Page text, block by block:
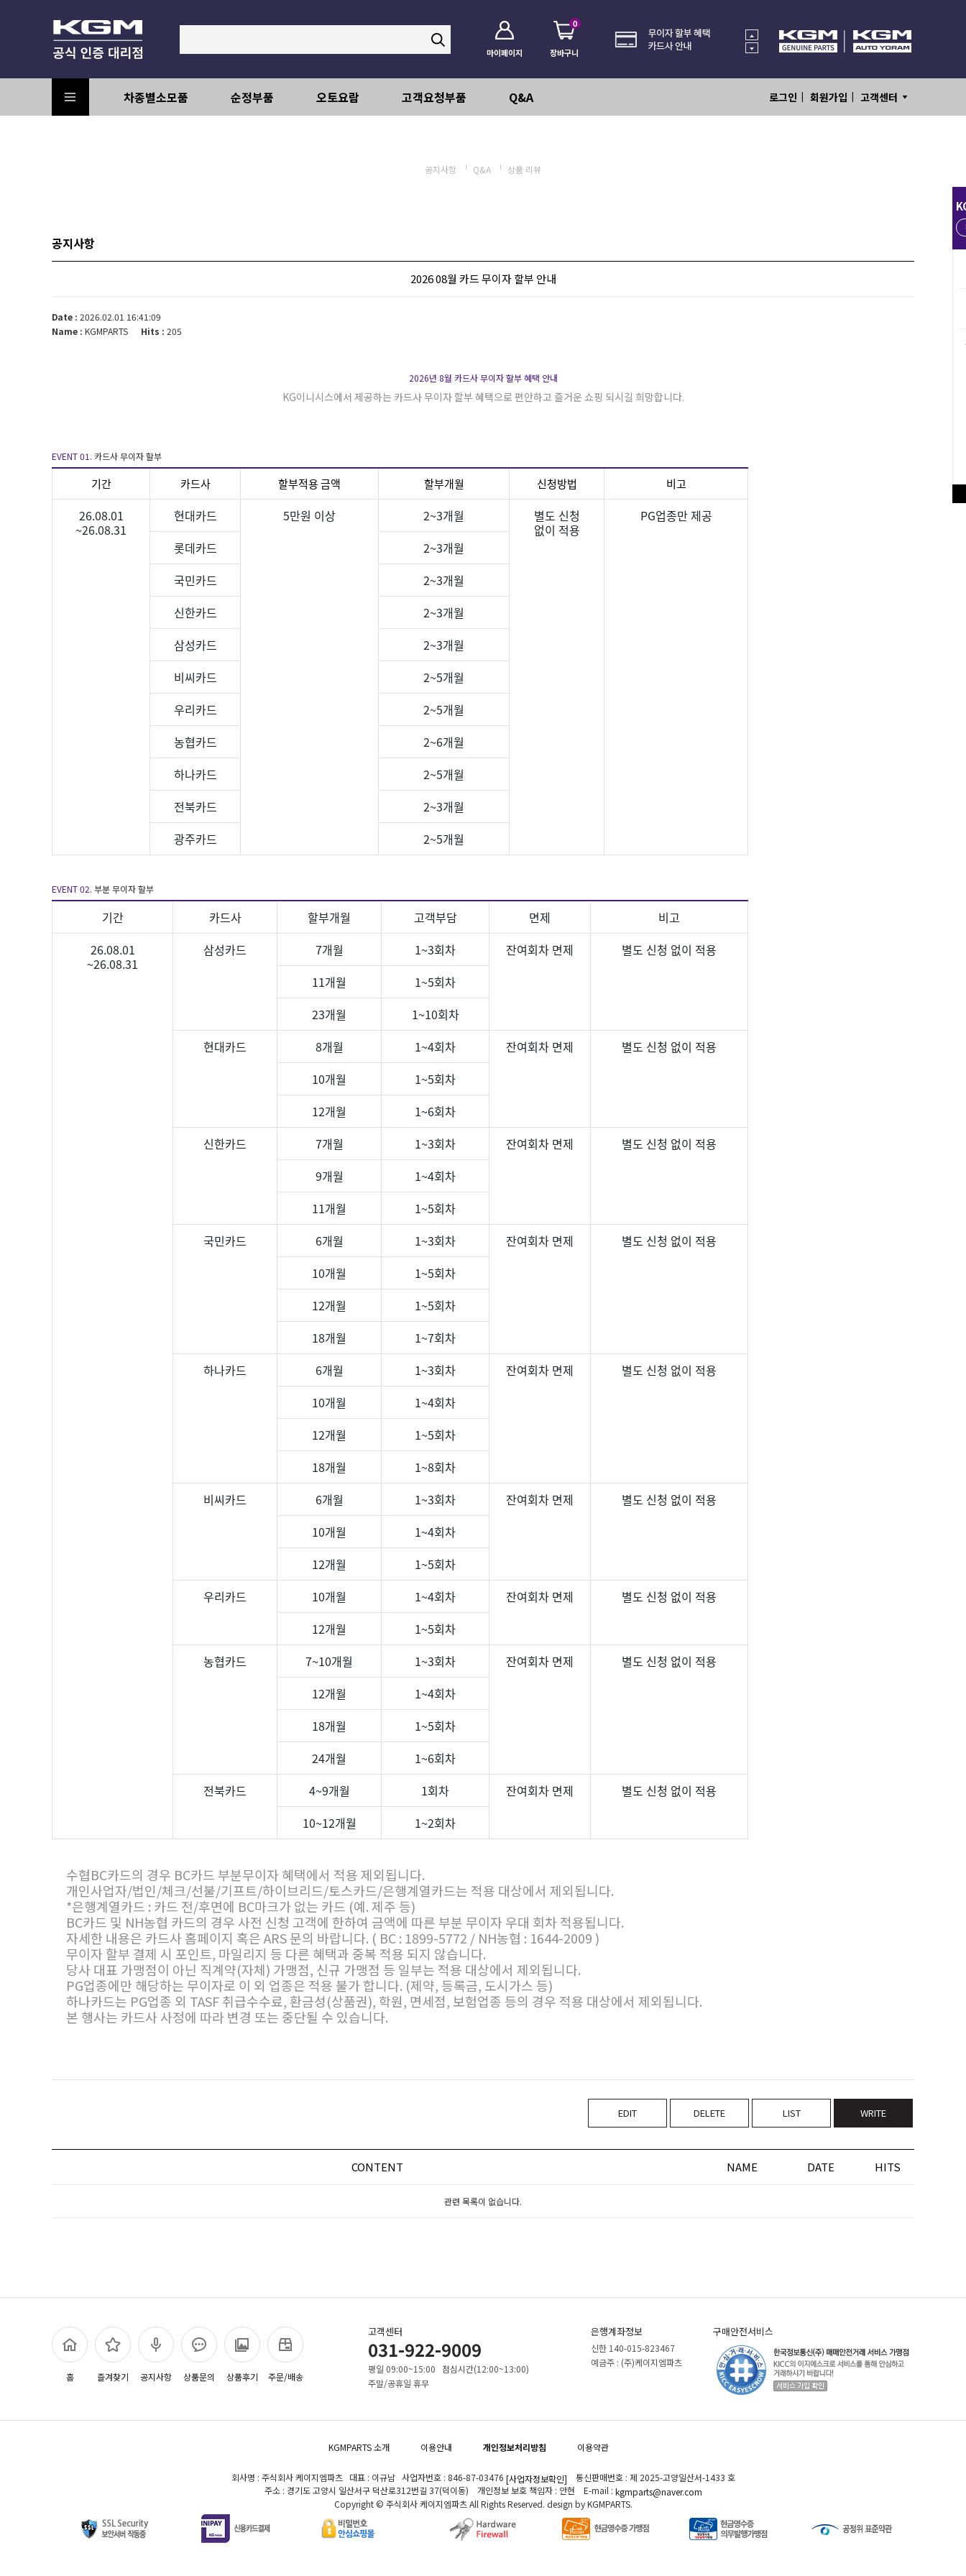
마이페이지
0
장바구니
차종별소모품 순정부품 오토요람 고객요청부품 Q&A 로그인 | 회원가입 | 고객센터
공지사항 Q&A 상품 리뷰
공지사항
2026 08월 카드 무이자 할부 안내
Date : 2026.02.01 16:41:09
Name : KGMPARTS Hits : 205
2026년 8월 카드사 무이자 할부 혜택 안내
KG이니시스에서 제공하는 카드사 무이자 할부 혜택으로 편안하고 즐거운 쇼핑 되시길 희망합니다.
EVENT 01. 카드사 무이자 할부
기간 카드사 할부적용 금액 할부개월 신청방법 비고
26.08.01
~26.08.31
현대카드 5만원 이상 2~3개월
별도 신청
없이 적용
PG업종만 제공
롯데카드
2~3개월
국민카드
2~3개월
신한카드
2~3개월
삼성카드
2~3개월
비씨카드
2~5개월
우리카드
2~5개월
농협카드
2~6개월
하나카드
2~5개월
전북카드
2~3개월
광주카드
2~5개월
EVENT 02. 부분 무이자 할부
기간 카드사 할부개월 고객부담 면제
비고
26.08.01
~26.08.31
삼성카드 7개월 1~3회차 잔여회차 면제
별도 신청 없이 적용
11개월
1~5회차
23개월
1~10회차
현대카드
8개월 1~4회차 잔여회차 면제
별도 신청 없이 적용
10개월
1~5회차
12개월
1~6회차
신한카드
7개월 1~3회차 잔여회차 면제
별도 신청 없이 적용
9개월
1~4회차
11개월
1~5회차
국민카드
6개월 1~3회차 잔여회차 면제
별도 신청 없이 적용
10개월
1~5회차
12개월
1~5회차
18개월
1~7회차
하나카드
6개월 1~3회차 잔여회차 면제
별도 신청 없이 적용
10개월
1~4회차
12개월
1~5회차
18개월
1~8회차
비씨카드
6개월 1~3회차 잔여회차 면제
별도 신청 없이 적용
10개월
1~4회차
12개월
1~5회차
우리카드
10개월 1~4회차 잔여회차 면제
별도 신청 없이 적용
12개월
1~5회차
농협카드
7~10개월 1~3회차 잔여회차 면제
별도 신청 없이 적용
12개월
1~4회차
18개월
1~5회차
24개월
1~6회차
전북카드
4~9개월 1회차 잔여회차 면제
별도 신청 없이 적용
10~12개월
1~2회차
수협BC카드의 경우 BC카드 부분무이자 혜택에서 적용 제외됩니다.
개인사업자/법인/체크/선불/기프트/하이브리드/토스카드/은행계열카드는 적용 대상에서 제외됩니다.
*은행계열카드 : 카드 전/후면에 BC마크가 없는 카드 (예. 제주 등)
BC카드 및 NH농협 카드의 경우 사전 신청 고객에 한하여 금액에 따른 부분 무이자 우대 회차 적용됩니다.
자세한 내용은 카드사 홈페이지 혹은 ARS 문의 바랍니다. ( BC : 1899-5772 / NH농협 : 1644-2009 )
무이자 할부 결제 시 포인트, 마일리지 등 다른 혜택과 중복 적용 되지 않습니다.
당사 대표 가맹점이 아닌 직계약(자체) 가맹점, 신규 가맹점 등 일부는 적용 대상에서 제외됩니다.
PG업종에만 해당하는 무이자로 이 외 업종은 적용 불가 합니다. (제약, 등록금, 도시가스 등)
하나카드는 PG업종 외 TASF 취급수수료, 환금성(상품권), 학원, 면세점, 보험업종 등의 경우 적용 대상에서 제외됩니다.
본 행사는 카드사 사정에 따라 변경 또는 중단될 수 있습니다.
EDIT DELETE LIST WRITE
CONTENT NAME DATE HITS
관련 목록이 없습니다.
홈 즐겨찾기 공지사항 상품문의 상품후기 주문/배송
고객센터
031-922-9009
평일 09:00~15:00 점심시간(12:00~13:00)
주말/공휴일 휴무
은행계좌정보
신한 140-015-823467
예금주 : (주)케이지엠파츠
구매안전서비스
KGMPARTS 소개 이용안내 개인정보처리방침 이용약관
회사명 : 주식회사 케이지엠파츠 대표 : 이규남 사업자번호 : 846-87-03476 [사업자정보확인] 통신판매번호 : 제 2025-고양일산서-1433 호
주소 : 경기도 고양시 일산서구 덕산로312번길 37(덕이동) 개인정보 보호 책임자 : 안현 E-mail : kgmparts@naver.com
Copyright © 주식회사 케이지엠파츠 All Rights Reserved. design by KGMPARTS.